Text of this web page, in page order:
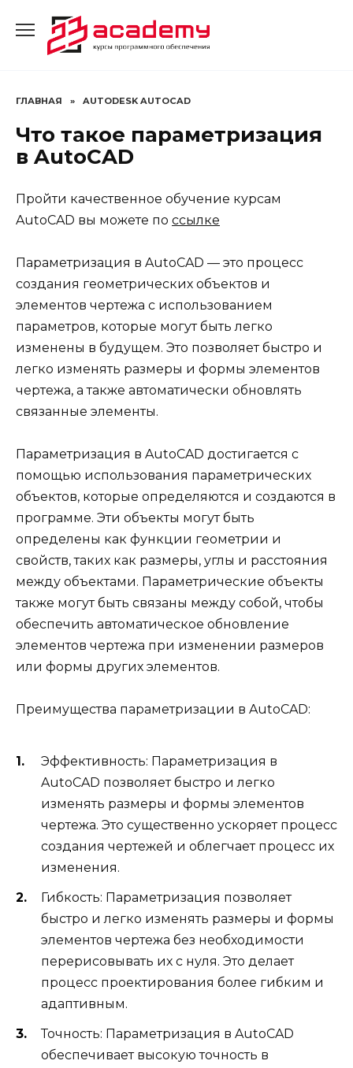
содержанию
ГЛАВНАЯ » AUTODESK AUTOCAD
Что такое параметризация
в AutoCAD
Пройти качественное обучение курсам
AutoCAD вы можете по ссылке
Параметризация в AutoCAD — это процесс
создания геометрических объектов и
элементов чертежа с использованием
параметров, которые могут быть легко
изменены в будущем. Это позволяет быстро и
легко изменять размеры и формы элементов
чертежа, а также автоматически обновлять
связанные элементы.
Параметризация в AutoCAD достигается с
помощью использования параметрических
объектов, которые определяются и создаются в
программе. Эти объекты могут быть
определены как функции геометрии и
свойств, таких как размеры, углы и расстояния
между объектами. Параметрические объекты
также могут быть связаны между собой, чтобы
обеспечить автоматическое обновление
элементов чертежа при изменении размеров
или формы других элементов.
Преимущества параметризации в AutoCAD:
Эффективность: Параметризация в
AutoCAD позволяет быстро и легко
изменять размеры и формы элементов
чертежа. Это существенно ускоряет процесс
создания чертежей и облегчает процесс их
изменения.
Гибкость: Параметризация позволяет
быстро и легко изменять размеры и формы
элементов чертежа без необходимости
перерисовывать их с нуля. Это делает
процесс проектирования более гибким и
адаптивным.
Точность: Параметризация в AutoCAD
обеспечивает высокую точность в